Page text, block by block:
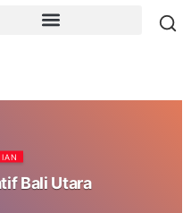
Bali Utara